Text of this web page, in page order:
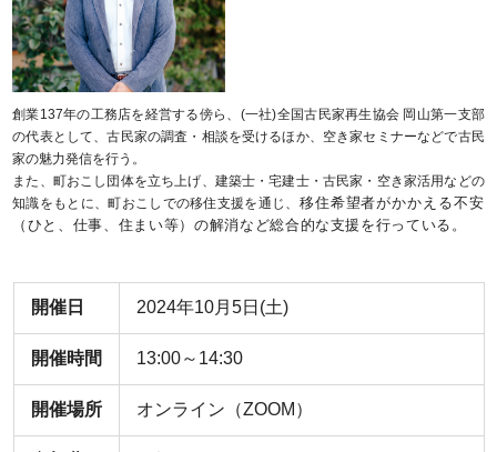
創業137年の工務店を経営する傍ら、(一社)全国古民家再生協会 岡山第一支部
の代表として、古民家の調査・相談を受けるほか、空き家セミナーなどで古民
家の魅力発信を行う。
また、町おこし団体を立ち上げ、建築士・宅建士・古民家・空き家活用などの
知識をもとに、町おこしでの移住支援を通じ、 移住希望者がかかえる不安
（ひと、仕事、住まい等）の解消など総合的な支援を行っている。
開催日 2024年10月5日(土)
開催時間 13:00～14:30
開催場所 オンライン（ZOOM）